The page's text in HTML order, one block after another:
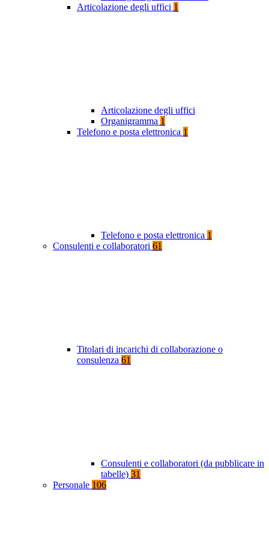
Articolazione degli uffici 1
Articolazione degli uffici
Organigramma 1
Telefono e posta elettronica 1
Telefono e posta elettronica 1
Consulenti e collaboratori 61
Titolari di incarichi di collaborazione o
consulenza 61
Consulenti e collaboratori (da pubblicare in
tabelle) 31
Personale 106